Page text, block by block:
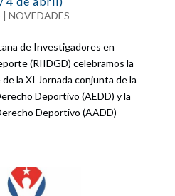
| NOVEDADES
de Investigadores en
(RIIDGD) celebramos la
la XI Jornada conjunta de la
Deportivo (AEDD) y la
Deportivo (AADD)